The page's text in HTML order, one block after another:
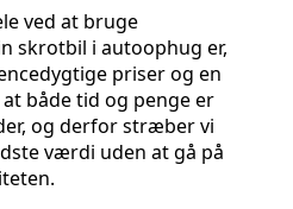
ved at bruge
skrotbil i autoophug er,
priser og en
både tid og penge er
og derfor stræber vi
værdi uden at gå på